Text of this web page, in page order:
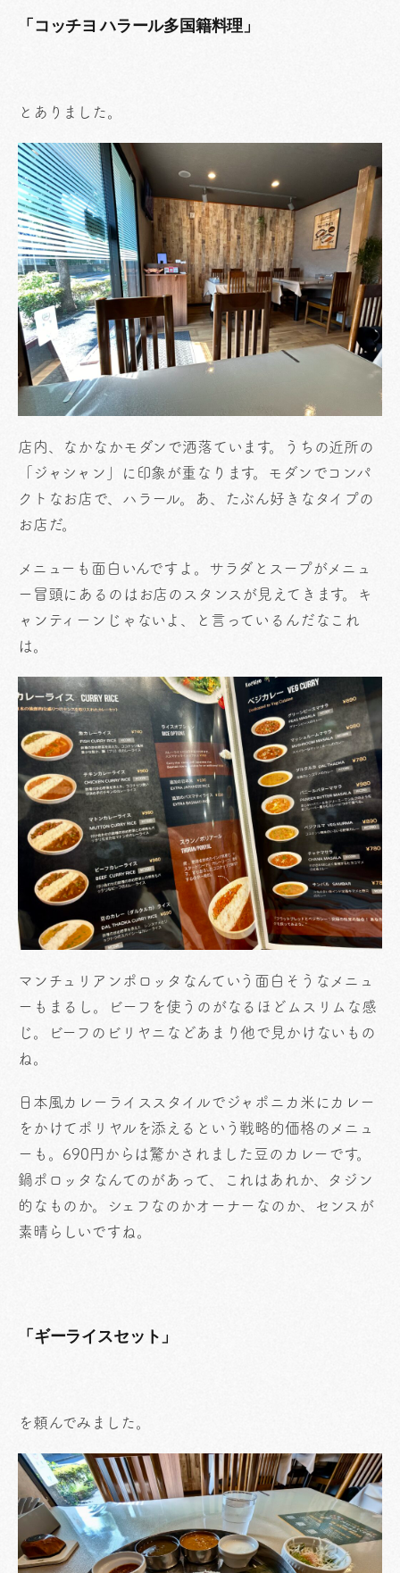
「コッチヨ ハラール多国籍料理」
とありました。
店内、なかなかモダンで洒落ています。うちの近所の
「ジャシャン」に印象が重なります。モダンでコンパ
クトなお店で、ハラール。あ、たぶん好きなタイプの
お店だ。
メニューも面白いんですよ。サラダとスープがメニュ
ー冒頭にあるのはお店のスタンスが見えてきます。キ
ャンティーンじゃないよ、と言っているんだなこれ
は。
マンチュリアンポロッタなんていう面白そうなメニュ
ーもまるし。ビーフを使うのがなるほどムスリムな感
じ。ビーフのビリヤニなどあまり他で見かけないもの
ね。
日本風カレーライススタイルでジャポニカ米にカレー
をかけてポリヤルを添えるという戦略的価格のメニュ
ーも。690円からは驚かされました豆のカレーです。
鍋ポロッタなんてのがあって、これはあれか、タジン
的なものか。シェフなのかオーナーなのか、センスが
素晴らしいですね。
「ギーライスセット」
を頼んでみました。